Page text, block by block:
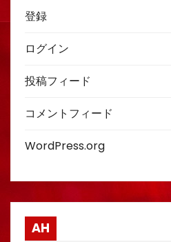
登録
ログイン
投稿フィード
コメントフィード
WordPress.org
AH